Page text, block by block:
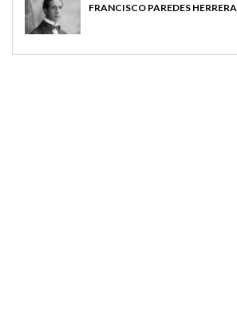
FRANCISCO PAREDES HERRERA